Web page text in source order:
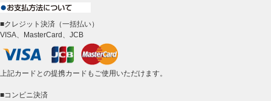
■クレジット決済（一括払い）
VISA、MasterCard、JCB
上記カードとの提携カードもご使用いただけます。
■コンビニ決済